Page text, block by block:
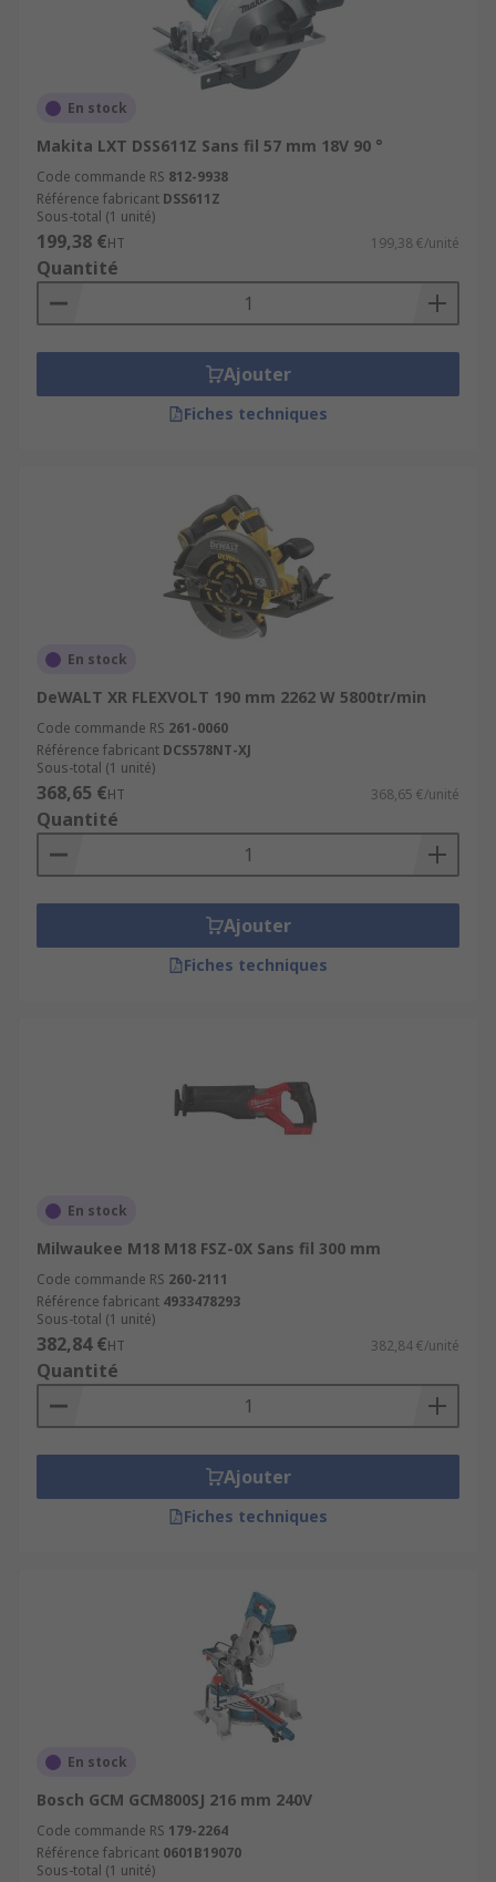
En stock
Makita LXT DSS611Z Sans fil 57 mm 18V 90 °
Code commande RS 812-9938
Référence fabricant DSS611Z
Sous-total (1 unité)
199,38 €HT 199,38 €/unité
Quantité
Ajouter
Fiches techniques
En stock
DeWALT XR FLEXVOLT 190 mm 2262 W 5800tr/min
Code commande RS 261-0060
Référence fabricant DCS578NT-XJ
Sous-total (1 unité)
368,65 €HT 368,65 €/unité
Quantité
Ajouter
Fiches techniques
En stock
Milwaukee M18 M18 FSZ-0X Sans fil 300 mm
Code commande RS 260-2111
Référence fabricant 4933478293
Sous-total (1 unité)
382,84 €HT 382,84 €/unité
Quantité
Ajouter
Fiches techniques
En stock
Bosch GCM GCM800SJ 216 mm 240V
Code commande RS 179-2264
Référence fabricant 0601B19070
Sous-total (1 unité)